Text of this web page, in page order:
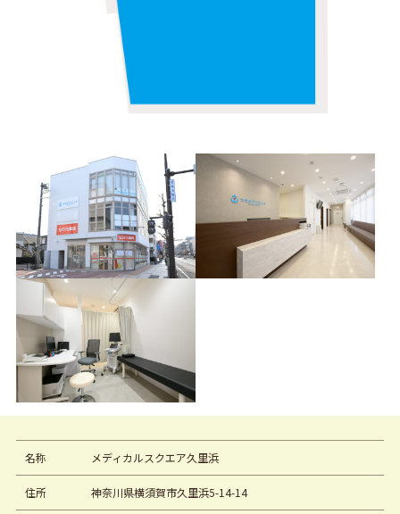
名称 メディカルスクエア久里浜
住所 神奈川県横須賀市久里浜5-14-14